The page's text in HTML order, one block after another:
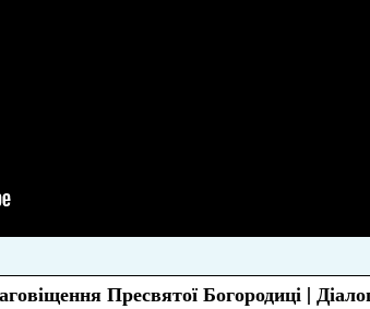
Пресвятої Богородиці |